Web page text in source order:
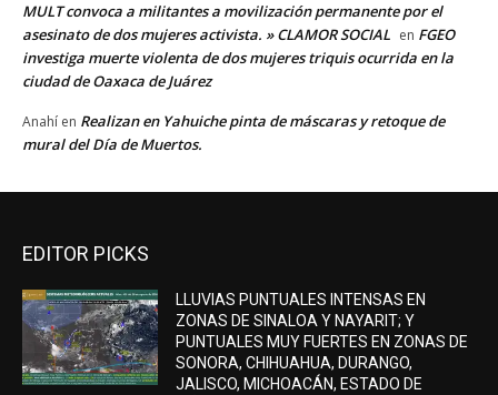
MULT convoca a militantes a movilización permanente por el
asesinato de dos mujeres activista. » CLAMOR SOCIAL en FGEO
investiga muerte violenta de dos mujeres triquis ocurrida en la
ciudad de Oaxaca de Juárez
Anahí en Realizan en Yahuiche pinta de máscaras y retoque de
mural del Día de Muertos.
EDITOR PICKS
LLUVIAS PUNTUALES INTENSAS EN
ZONAS DE SINALOA Y NAYARIT; Y
PUNTUALES MUY FUERTES EN ZONAS DE
SONORA, CHIHUAHUA, DURANGO,
JALISCO, MICHOACÁN, ESTADO DE